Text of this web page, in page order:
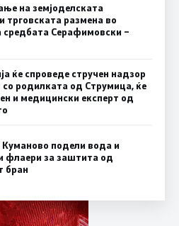
на земјоделската
трговската размена во
средбата Серафимовски –
ќе спроведе стручен надзор
со родилката од Струмица, ќе
и медицински експерт од
Куманово подели вода и
флаери за заштита од
бран